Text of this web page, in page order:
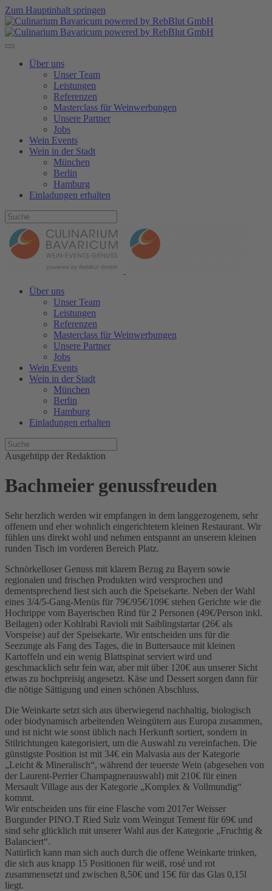
Zum Hauptinhalt springen
Über uns
Unser Team
Leistungen
Referenzen
Masterclass für Weinwerbungen
Unsere Partner
Jobs
Wein Events
Wein in der Stadt
München
Berlin
Hamburg
Einladungen erhalten
Über uns
Unser Team
Leistungen
Referenzen
Masterclass für Weinwerbungen
Unsere Partner
Jobs
Wein Events
Wein in der Stadt
München
Berlin
Hamburg
Einladungen erhalten
Ausgehtipp der Redaktion
Bachmeier genussfreuden
Sehr herzlich werden wir empfangen in dem langgezogenem, sehr
offenem und eher wohnlich eingerichtetem kleinen Restaurant. Wir
fühlen uns direkt wohl und nehmen entspannt an unserem kleinen
runden Tisch im vorderen Bereich Platz.
Schnörkelloser Genuss mit klarem Bezug zu Bayern sowie
regionalen und frischen Produkten wird versprochen und
dementsprechend liest sich auch die Speisekarte. Neben der Wahl
eines 3/4/5-Gang-Menüs für 79€/95€/109€ stehen Gerichte wie die
Hochrippe vom Bayerischen Rind für 2 Personen (49€/Person inkl.
Beilagen) oder Kohlrabi Ravioli mit Saiblingstartar (26€ als
Vorspeise) auf der Speisekarte. Wir entscheiden uns für die
Seezunge als Fang des Tages, die in Buttersauce mit kleinen
Kartoffeln und ein wenig Blattspinat serviert wird und
geschmacklich sehr fein war, aber mit über 120€ aus unserer Sicht
etwas zu hochpreisig angesetzt. Käse und Dessert sorgen dann für
die nötige Sättigung und einen schönen Abschluss.
Die Weinkarte setzt sich aus überwiegend nachhaltig, biologisch
oder biodynamisch arbeitenden Weingütern aus Europa zusammen,
und ist nicht wie sonst üblich nach Herkunft sortiert, sondern in
Stilrichtungen kategorisiert, um die Auswahl zu vereinfachen. Die
günstigste Position ist mit 34€ ein Malvasia aus der Kategorie
„Leicht & Mineralisch“, während der teuerste Wein (abgesehen von
der Laurent-Perrier Champagnerauswahl) mit 210€ für einen
Mersault Village aus der Kategorie „Komplex & Vollmundig“
kommt.
Wir entscheiden uns für eine Flasche vom 2017er Weisser
Burgunder PINO.T Ried Sulz vom Weingut Tement für 69€ und
sind sehr glücklich mit unserer Wahl aus der Kategorie „Fruchtig &
Balanciert“.
Natürlich kann man sich auch durch die offene Weinkarte trinken,
die sich aus knapp 15 Positionen für weiß, rosé und rot
zusammensetzt und zwischen 8,50€ und 15€ für das Glas 0,15l
liegt.